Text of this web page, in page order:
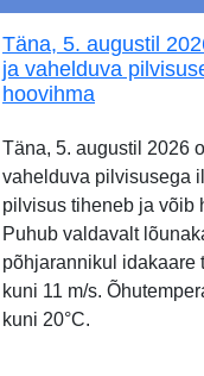
Täna, 5. augustil
ja vahelduva
hoovihma
Täna, 5. augustil 2026
vahelduva pilvisusega
pilvisus tiheneb ja võib
Puhub valdavalt
põhjarannikul idakaare
kuni 11 m/s.
kuni 20°C.